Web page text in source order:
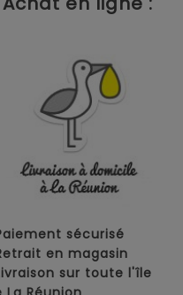
sécurisé
en magasin
sur toute l'île